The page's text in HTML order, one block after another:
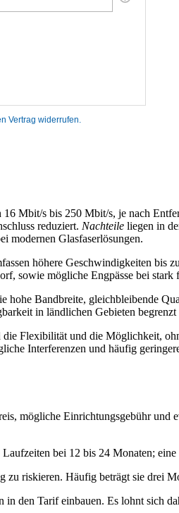
Mbit/s bis 250 Mbit/s, je nach
reduziert. Nachteile liegen in
modernen Glasfaserlösungen.
höhere Geschwindigkeiten bis
sowie mögliche Engpässe bei stark
hohe Bandbreite, gleichbleibende
in ländlichen Gebieten
die Flexibilität und die Möglichkeit,
Interferenzen und häufig
mögliche Einrichtungsgebühr und
bei 12 bis 24 Monaten;
riskieren. Häufig beträgt sie drei
den Tarif einbauen. Es lohnt sich